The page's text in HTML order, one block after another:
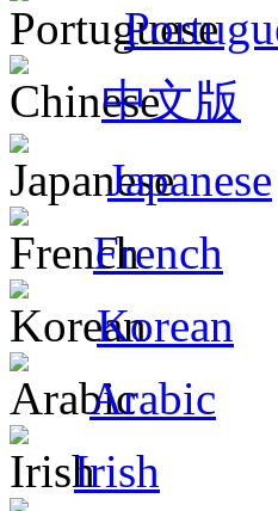
中文版
Japanese
French
Korean
Arabic
Irish